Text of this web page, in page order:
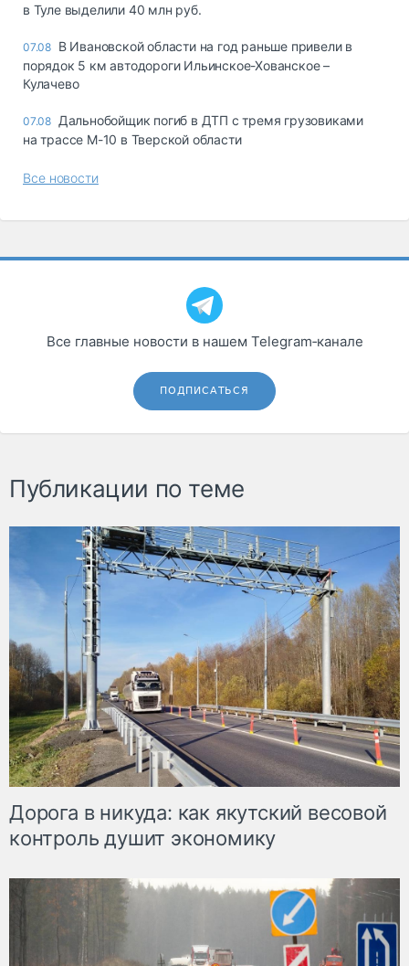
в Туле выделили 40 млн руб.
07.08 В Ивановской области на год раньше привели в
порядок 5 км автодороги Ильинское-Хованское –
Кулачево
07.08 Дальнобойщик погиб в ДТП с тремя грузовиками
на трассе М-10 в Тверской области
Все новости
Все главные новости в нашем Telegram‑канале
ПОДПИСАТЬСЯ
Публикации по теме
Дорога в никуда: как якутский весовой
контроль душит экономику